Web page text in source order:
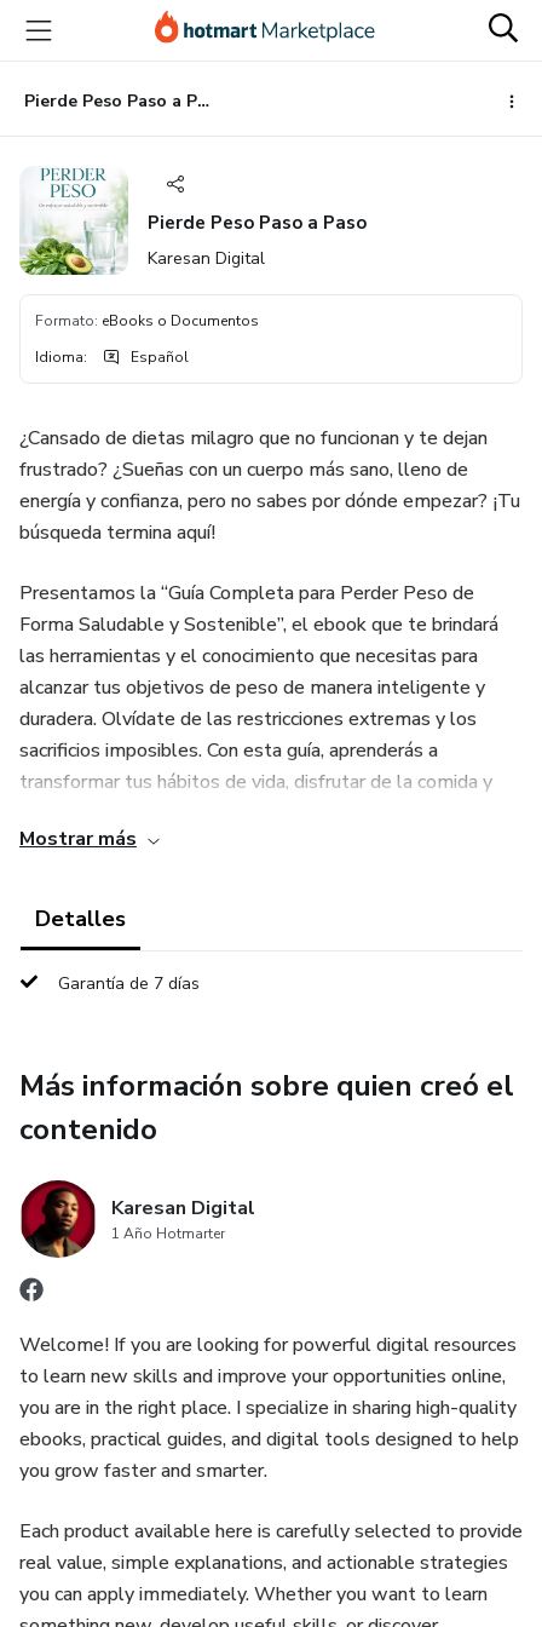
principal
página
de
página
Pierde Peso Paso a Paso
Pierde Peso Paso a Paso
Karesan Digital
Formato: eBooks o Documentos
Idioma: Español
¿Cansado de dietas milagro que no funcionan y te dejan
frustrado? ¿Sueñas con un cuerpo más sano, lleno de
energía y confianza, pero no sabes por dónde empezar? ¡Tu
búsqueda termina aquí!
Presentamos la “Guía Completa para Perder Peso de
Forma Saludable y Sostenible”, el ebook que te brindará
las herramientas y el conocimiento que necesitas para
alcanzar tus objetivos de peso de manera inteligente y
duradera. Olvídate de las restricciones extremas y los
sacrificios imposibles. Con esta guía, aprenderás a
transformar tus hábitos de vida, disfrutar de la comida y
• Preparación Mental: Aprende a establecer metas
• Plan de Comidas Semanal: Un ejemplo práctico para
• Rutinas de Ejercicio Efectivas: Consejos para integrar la
actividad física en tu vida, incluso si tienes poco tiempo.
• Hábitos de Vida Saludables: Estrategias para mejorar tu
hidratación, sueño y manejo del estrés, pilares
fundamentales para el éxito.
¿Para quién es esta guía?
Esta guía es perfecta para cualquier persona que:
• Desea perder peso de forma saludable y sin efecto
Mostrar más
Detalles
Garantía de 7 días
Más información sobre quien creó el
contenido
Karesan Digital
1 Año Hotmarter
Welcome! If you are looking for powerful digital resources
to learn new skills and improve your opportunities online,
you are in the right place. I specialize in sharing high-quality
ebooks, practical guides, and digital tools designed to help
you grow faster and smarter.
Each product available here is carefully selected to provide
real value, simple explanations, and actionable strategies
you can apply immediately. Whether you want to learn